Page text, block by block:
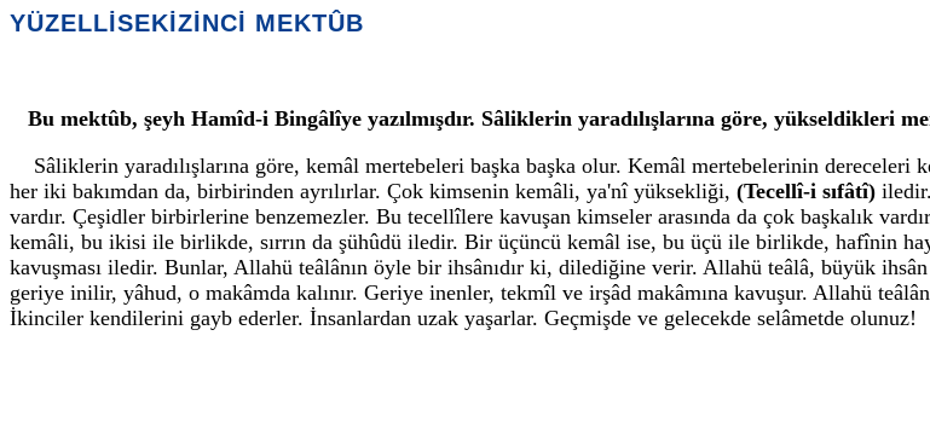
YÜZELLİSEKİZİNCİ MEKTÛB
Bu mektûb, şeyh Hamîd-i Bingâlîye yazılmışdır. Sâliklerin yaradılışlarına göre, yükseldikleri
Sâliklerin yaradılışlarına göre, kemâl mertebeleri başka başka olur. Kemâl mertebelerinin dereceleri
her iki bakımdan da, birbirinden ayrılırlar. Çok kimsenin kemâli, ya'nî yüksekliği, (Tecellî-i sıfâtî)
vardır. Çeşidler birbirlerine benzemezler. Bu tecellîlere kavuşan kimseler arasında da çok başkalık
kemâli, bu ikisi ile birlikde, sırrın da şühûdü iledir. Bir üçüncü kemâl ise, bu üçü ile birlikde, hafînin
kavuşması iledir. Bunlar, Allahü teâlânın öyle bir ihsânıdır ki, dilediğine verir. Allahü teâlâ, büyük
geriye inilir, yâhud, o makâmda kalınır. Geriye inenler, tekmîl ve irşâd makâmına kavuşur. Allahü
İkinciler kendilerini gayb ederler. İnsanlardan uzak yaşarlar. Geçmişde ve gelecekde selâmetde olunuz!